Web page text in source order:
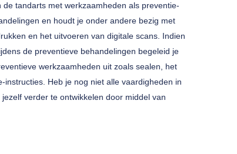
tandarts met werkzaamheden als preventie-
en houdt je onder andere bezig met
en het uitvoeren van digitale scans. Indien
de preventieve behandelingen begeleid je
werkzaamheden uit zoals sealen, het
Heb je nog niet alle vaardigheden in
verder te ontwikkelen door middel van